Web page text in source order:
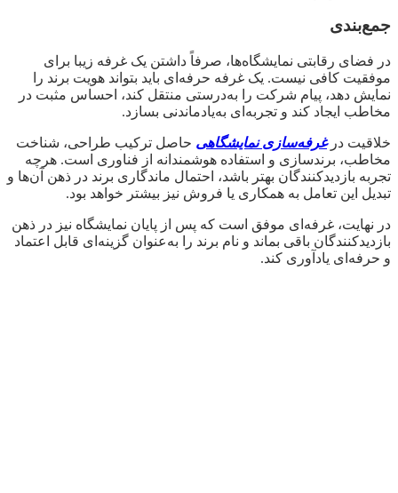
جمع‌بندی
در فضای رقابتی نمایشگاه‌ها، صرفاً داشتن یک غرفه زیبا برای
موفقیت کافی نیست. یک غرفه حرفه‌ای باید بتواند هویت برند را
نمایش دهد، پیام شرکت را به‌درستی منتقل کند، احساس مثبت در
مخاطب ایجاد کند و تجربه‌ای به‌یادماندنی بسازد.
خلاقیت درغرفه‌سازی نمایشگاهی حاصل ترکیب طراحی، شناخت
مخاطب، برندسازی و استفاده هوشمندانه از فناوری است. هرچه
تجربه بازدیدکنندگان بهتر باشد، احتمال ماندگاری برند در ذهن آن‌ها و
تبدیل این تعامل به همکاری یا فروش نیز بیشتر خواهد بود.
در نهایت، غرفه‌ای موفق است که پس از پایان نمایشگاه نیز در ذهن
بازدیدکنندگان باقی بماند و نام برند را به‌عنوان گزینه‌ای قابل اعتماد
و حرفه‌ای یادآوری کند.